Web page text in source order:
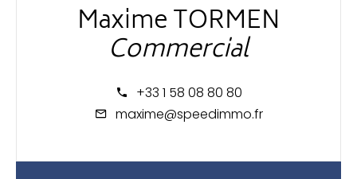
Maxime TORMEN
Commercial
+33 1 58 08 80 80
maxime@speedimmo.fr